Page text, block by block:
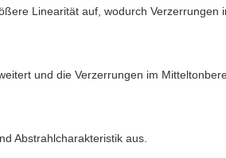
Linearität auf, wodurch Verzerrungen
und die Verzerrungen im
Abstrahlcharakteristik aus.